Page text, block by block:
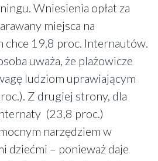
Wniesienia opłat za
miejsca na
chce 19,8 proc. Internautów.
uważa, że plażowicze
ludziom uprawiającym
Z drugiej strony, dla
(23,8 proc.)
narzędziem w
dziećmi – ponieważ daje